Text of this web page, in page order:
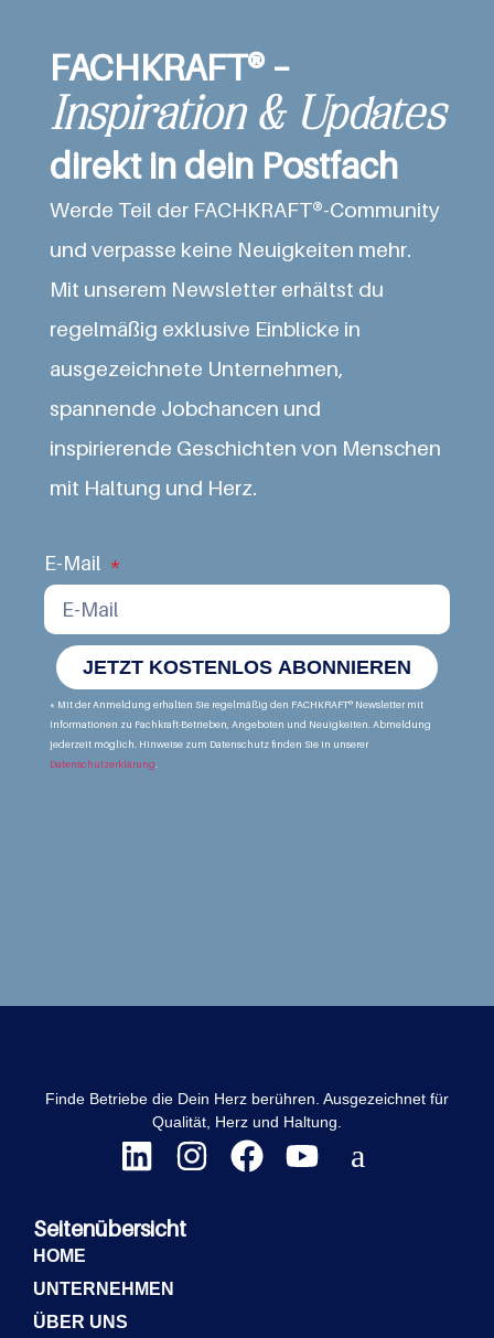
FACHKRAFT® –
Inspiration & Updates
direkt in dein Postfach
Werde Teil der FACHKRAFT®-Community
und verpasse keine Neuigkeiten mehr.
Mit unserem Newsletter erhältst du
regelmäßig exklusive Einblicke in
ausgezeichnete Unternehmen,
spannende Jobchancen und
inspirierende Geschichten von Menschen
mit Haltung und Herz.
E-Mail
JETZT KOSTENLOS ABONNIEREN
* Mit der Anmeldung erhalten Sie regelmäßig den FACHKRAFT® Newsletter mit
Informationen zu Fachkraft-Betrieben, Angeboten und Neuigkeiten. Abmeldung
jederzeit möglich. Hinweise zum Datenschutz finden Sie in unserer
Datenschutzerklärung
Finde Betriebe die Dein Herz berühren. Ausgezeichnet für
Qualität, Herz und Haltung.
Seitenübersicht
HOME
UNTERNEHMEN
ÜBER UNS